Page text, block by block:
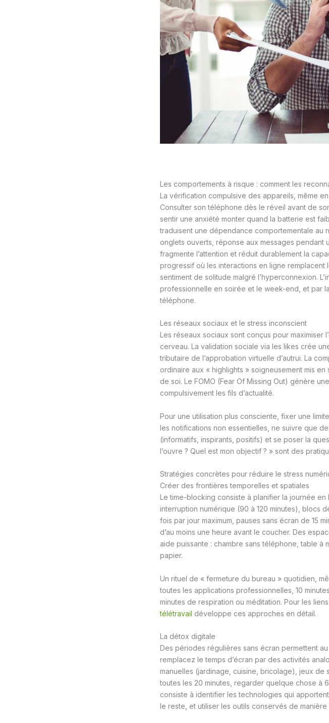
Les comportements à risque : comment les
La vérification compulsive des appareils, même
Consulter son téléphone dès le réveil avant de
sentir une anxiété monter quand la batterie est
traduisent une dépendance comportementale au
onglets ouverts, réponse aux messages
fragmente l’attention et réduit durablement la
progressif où les interactions en ligne
sentiment de solitude malgré l’hyperconnexion.
professionnelle en soirée et le week-end, et par
téléphone.
Les réseaux sociaux et le stress inconscient
Les réseaux sociaux sont conçus pour maximiser
cerveau. La validation sociale via les likes crée
tributaire de l’approbation virtuelle d’autrui. La
ordinaire aux « highlights » soigneusement mis
de soi. Le FOMO (Fear Of Missing Out) génère
compulsivement les fils d’actualité.
Pour une utilisation plus consciente, fixer une
les notifications non essentielles, ne suivre que
(informatifs, inspirants, positifs) et se poser la
l’ouvre ? Quel est mon objectif ? » sont des
Stratégies concrètes pour réduire le stress
Créer des frontières temporelles et spatiales
Le time-blocking consiste à planifier la journée
interruption numérique (90 à 120 minutes), blocs
fois par jour maximum, pauses sans écran de 15
d’au moins une heure avant le coucher. Des
aide puissante : chambre sans téléphone, table à
papier.
Un rituel de « fermeture du bureau » quotidien,
toutes les applications professionnelles, 10
minutes de respiration ou méditation. Pour les
télétravail développe ces approches en détail.
La détox digitale
Des périodes régulières sans écran permettent
remplacez le temps d’écran par des activités
manuelles (jardinage, cuisine, bricolage), jeux
toutes les 20 minutes, regarder quelque chose à
consiste à identifier les technologies qui
le reste, et utiliser les outils conservés de